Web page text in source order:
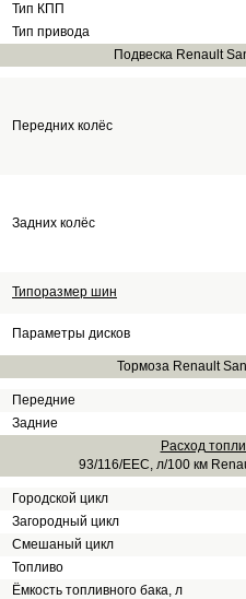
Тип КПП
Тип привода
Подвеска Renault
Передних колёс
Задних колёс
Типоразмер шин
Параметры дисков
Тормоза Renault
Передние
Задние
Расход
93/116/EEC, л/100 км
Городской цикл
Загородный цикл
Смешаный цикл
Топливо
Ёмкость топливного бака, л